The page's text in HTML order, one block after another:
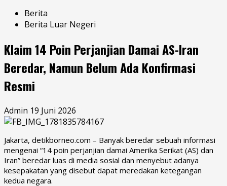
Berita
Berita Luar Negeri
Klaim 14 Poin Perjanjian Damai AS-Iran
Beredar, Namun Belum Ada Konfirmasi
Resmi
Admin 19 Juni 2026
Jakarta, detikborneo.com – Banyak beredar sebuah informasi
mengenai “14 poin perjanjian damai Amerika Serikat (AS) dan
Iran” beredar luas di media sosial dan menyebut adanya
kesepakatan yang disebut dapat meredakan ketegangan
kedua negara.